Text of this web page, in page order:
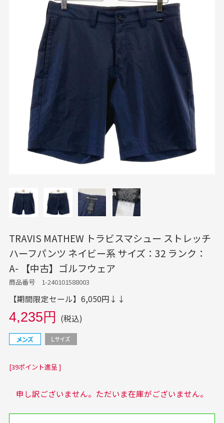
TRAVIS MATHEW トラビスマシュー ストレッチ
ハーフパンツ ネイビー系 サイズ：32 ランク：
A- 【中古】ゴルフウェア
商品番号 1-240101588003
【期間限定セール】6,050円↓↓
4,235円 (税込)
[39ポイント進呈 ]
申し訳ございません。ただいま在庫がございません。